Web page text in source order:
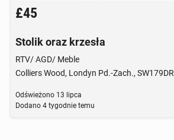
£45
Stolik oraz krzesła
RTV/ AGD/ Meble
Colliers Wood, Londyn Pd.-Zach., SW179DR
Odświeżono 13 lipca
Dodano 4 tygodnie temu